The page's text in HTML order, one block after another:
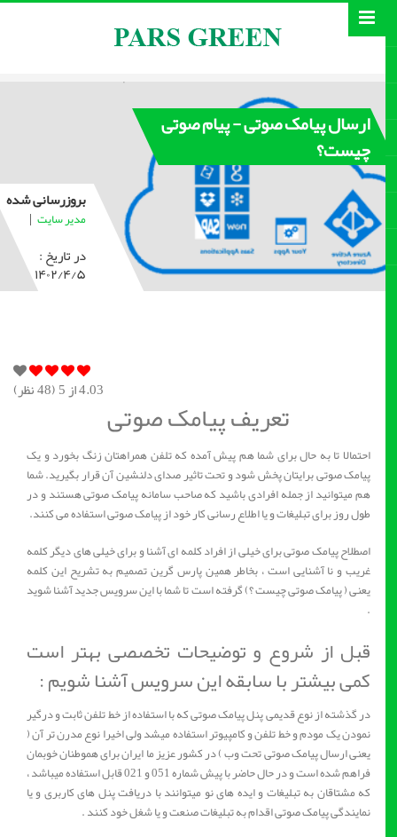
ارسال پیامک صوتی - پیام صوتی
چیست؟
بروزرسانی شده
مدیر سایت |
در تاریخ :
۱۴۰۲/۴/۵
4.03از 5 ( 48نظر)
تعریف پیامک صوتی
احتمالا تا به حال برای شما هم پیش آمده که تلفن همراهتان زنگ بخورد و یک
پیامک صوتی برایتان پخش شود و تحت تاثیر صدای دلنشین آن قرار بگیرید. شما
هم میتوانید از جمله افرادی باشید که صاحب سامانه پیامک صوتی هستند و در
طول روز برای تبلیغات و یا اطلاع رسانی کار خود از پیامک صوتی استفاده می کنند.
اصطلاح پیامک صوتی برای خیلی از افراد کلمه ای آشنا و برای خیلی های دیگر کلمه
غریب و نا آشنایی است ، بخاطر همین پارس گرین تصمیم به تشریح این کلمه
یعنی ( پیامک صوتی چیست ؟) گرفته است تا شما با این سرویس جدید آشنا شوید
قبل از شروع و توضیحات تخصصی بهتر است
کمی بیشتر با سابقه این سرویس آشنا شویم :
در گذشته از نوع قدیمی پنل پیامک صوتی که با استفاده از خط تلفن ثابت و درگیر
نمودن یک مودم و خط تلفن و کامپیوتر استفاده میشد ولی اخیرا نوع مدرن تر آن (
یعنی ارسال پیامک صوتی تحت وب ) در کشور عزیز ما ایران برای هموطنان خوبمان
فراهم شده است و در حال حاضر با پیش شماره 051 و 021 قابل استفاده میباشد ،
که مشتاقان به تبلیغات و ایده های نو میتوانند با دریافت پنل های کاربری و یا
نمایندگی پیامک صوتی اقدام به تبلیغات صنعت و یا شغل خود کنند .